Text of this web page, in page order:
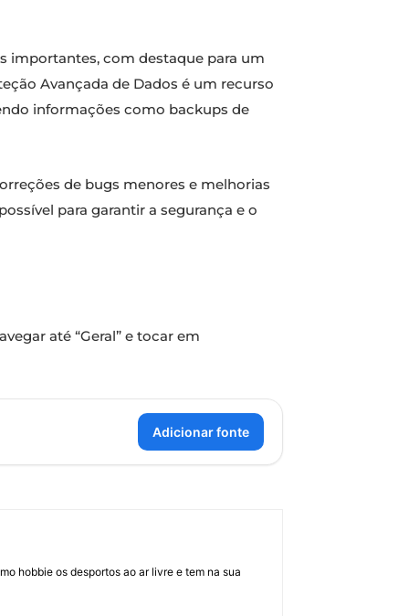
importantes, com destaque para um
Avançada de Dados é um recurso
informações como backups de
de bugs menores e melhorias
para garantir a segurança e o
até “Geral” e tocar em
Adicionar fonte
hobbie os desportos ao ar livre e tem na sua